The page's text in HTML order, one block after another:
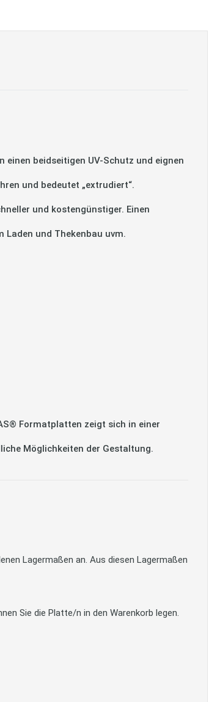
einen beidseitigen UV-Schutz und eignen
und bedeutet „extrudiert“.
und kostengünstiger. Einen
Laden und Thekenbau uvm.
Formatplatten zeigt sich in einer
Möglichkeiten der Gestaltung.
Lagermaßen an. Aus diesen Lagermaßen
Sie die Platte/n in den Warenkorb legen.